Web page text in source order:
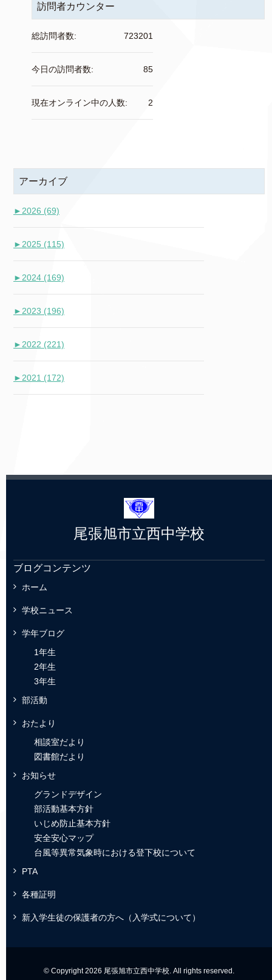
訪問者カウンター
723201
総訪問者数:
85
今日の訪問者数:
2
現在オンライン中の人数:
アーカイブ
► 2026 (69)
► 2025 (115)
► 2024 (169)
► 2023 (196)
► 2022 (221)
► 2021 (172)
尾張旭市立西中学校
ブログコンテンツ
ホーム
学校ニュース
学年ブログ
1年生
2年生
3年生
部活動
おたより
相談室だより
図書館だより
お知らせ
グランドデザイン
部活動基本方針
いじめ防止基本方針
安全安心マップ
台風等異常気象時における登下校について
PTA
各種証明
新入学生徒の保護者の方へ（入学式について）
© Copyright 2026 尾張旭市立西中学校. All rights reserved.